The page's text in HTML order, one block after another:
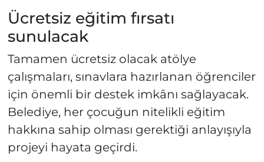
Ücretsiz eğitim fırsatı
sunulacak
Tamamen ücretsiz olacak atölye
çalışmaları, sınavlara hazırlanan öğrenciler
için önemli bir destek imkânı sağlayacak.
Belediye, her çocuğun nitelikli eğitim
hakkına sahip olması gerektiği anlayışıyla
projeyi hayata geçirdi.